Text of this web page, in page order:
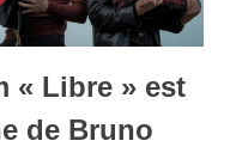
« Libre » est
de Bruno